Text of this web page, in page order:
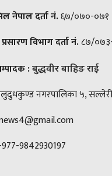
नेपाल दर्ता नं.६७/०७०-०७१
विभाग दर्ता नं.८७/
:बुद्धवीर बाहिङ राई
नगरपालिका ५,
9842930197